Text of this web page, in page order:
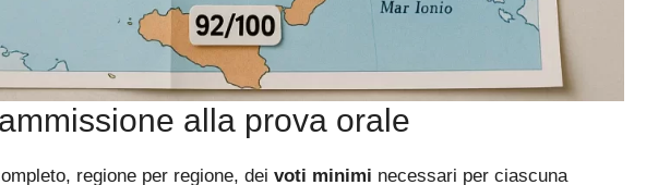
alla prova orale
regione per regione, dei voti minimi necessari per ciascuna